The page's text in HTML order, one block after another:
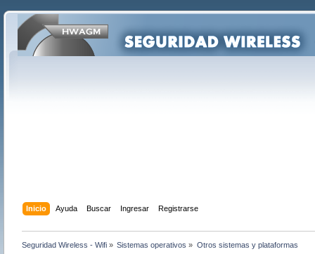
Inicio Ayuda Buscar Ingresar Registrarse
Seguridad Wireless - Wifi » Sistemas operativos » Otros sistemas y plataformas